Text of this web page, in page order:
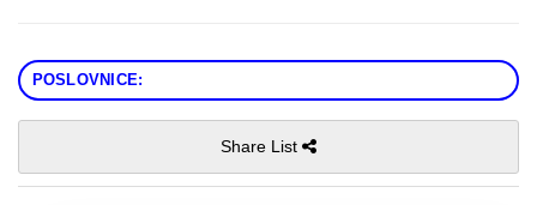
POSLOVNICE:
Share List